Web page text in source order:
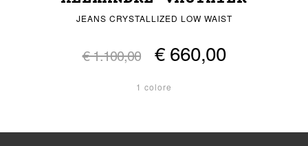
JEANS CRYSTALLIZED LOW WAIST
€ 1.100,00 € 660,00
1 colore